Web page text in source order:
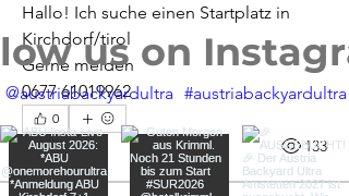
Hallo! Ich suche einen Startplatz in
Kirchdorf/tirol
Gerne melden
0677 61019962
0
0 133
us on
#austriabackyardultra
@austriabackyardultra